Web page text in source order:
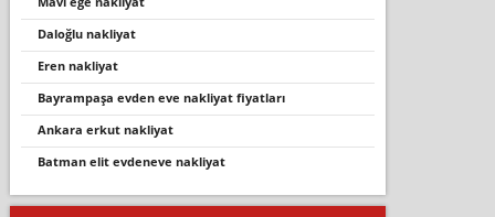
daloğlu nakli̇yat
eren nakli̇yat
bayrampaşa evden eve nakliyat fiyatları
ankara erkut nakliyat
batman elit evdeneve nakliyat